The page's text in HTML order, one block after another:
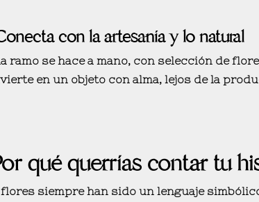
con la artesanía y lo natural
ramo se hace a mano, con selección de
en un objeto con alma, lejos de la
qué querrías contar tu
flores siempre han sido un lenguaje